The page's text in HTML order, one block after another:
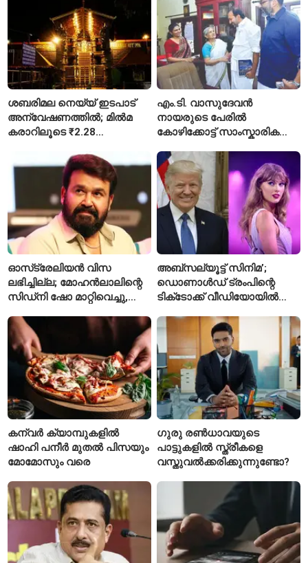
ശബരിമല നെയ്യ് ഇടപാട്
അന്വേഷണത്തിൽ; മിൽമ
കരാറിലൂടെ ₹2.28
എഫ്ഐആർ
എം.ടി. വാസുദേവൻ
നായരുടെ പേരിൽ
കോഴിക്കോട്ട് സാംസ്കാരിക
പ്രവർത്തനങ്ങൾക്ക് ₹50
കോടി
ഓസ്‌ട്രേലിയൻ വിസ
ലഭിച്ചില്ല; മോഹൻലാലിന്റെ
സിഡ്‌നി ഷോ മാറ്റിവെച്ചു,
ചോദിച്ച് താരം
അബ്സല്യൂട്ട് സിനിമ’;
ഡൊണാൾഡ് ട്രംപിന്റെ
ടിക്‌ടോക്ക് വീഡിയോയിൽ
‘August’ നീക്കം ചെയ്തു
കന്വർ ക്യാമ്പുകളിൽ
ഷാഹി പനീർ മുതൽ പിസയും
മോമോസും വരെ
ഗുരു രൺധാവയുടെ
പാട്ടുകളിൽ സ്ത്രീകളെ
വസ്തുവൽക്കരിക്കുന്നുണ്ടോ?